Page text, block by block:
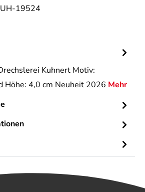
19524
Kuhnert Motiv:
Höhe: 4,0 cm Neuheit 2026 Mehr